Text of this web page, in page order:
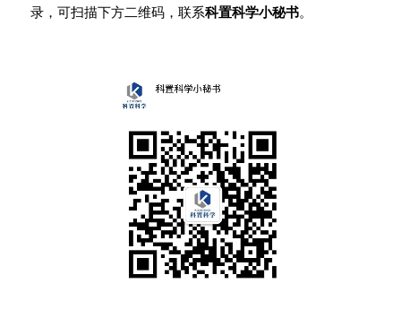
录，可扫描下方二维码，联系科置科学小秘书。